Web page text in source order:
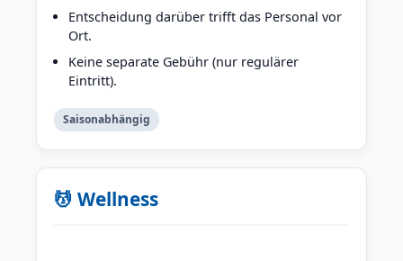
Entscheidung darüber trifft das Personal vor
Ort.
Keine separate Gebühr (nur regulärer
Eintritt).
Saisonabhängig
💆 Wellness